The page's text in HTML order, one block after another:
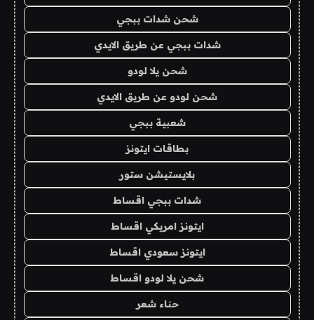
شحن شدات ببجي
شدات ببجي عن طريق الايدي
شحن يلا لودو
شحن لودو عن طريق الايدي
شعبية ببجي
بطاقات ايتونز
بلايستيشن ستور
شدات ببجي اقساط
ايتونز امريكي اقساط
ايتونز سعودي اقساط
شحن يلا لودو اقساط
حناء شعر